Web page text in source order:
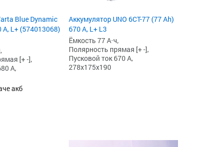
Blue Dynamic
А, L+ (574013068)
[+ -],
А,
акб
Аккумулятор UNO 6СТ-77 (77 Ah)
670 А, L+ L3
Ёмкость 77 А·ч,
Полярность прямая [+ -],
Пусковой ток 670 А,
278x175x190